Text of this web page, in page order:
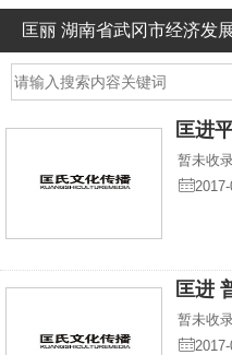
匡丽 湖南省武冈市经济发
暂未收
匡进
暂未收